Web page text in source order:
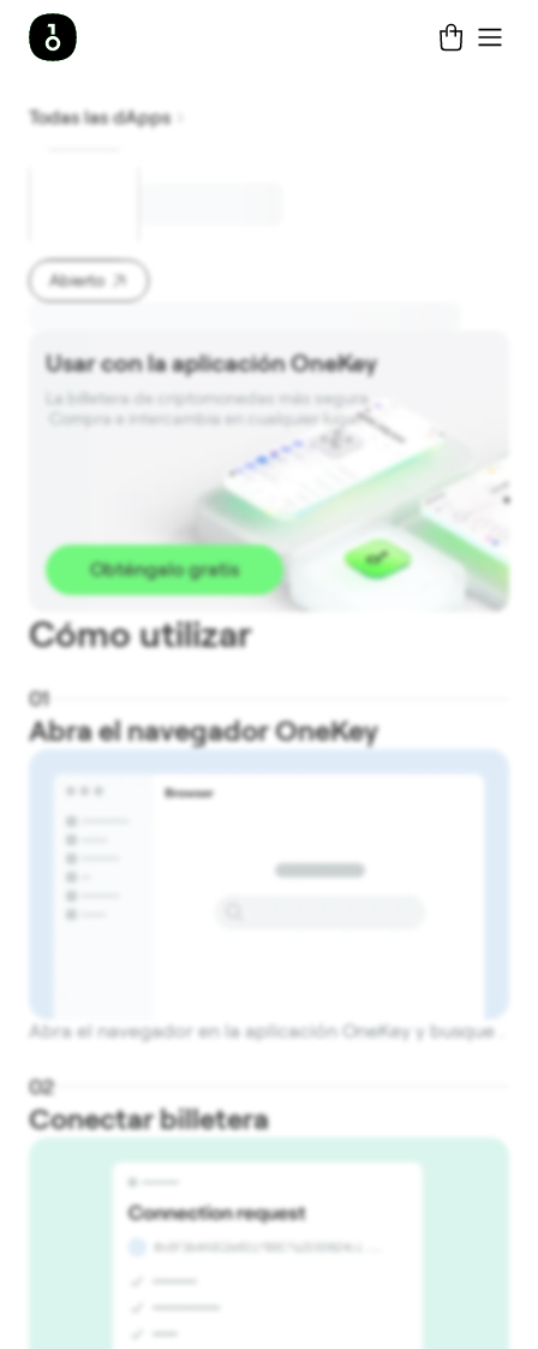
Todas las dApps
Abierto
Usar con la aplicación OneKey
La billetera de criptomonedas más segura.
Compra e intercambia en cualquier lugar.
Obténgalo gratis
Cómo utilizar
01
Abra el navegador OneKey
Abra el navegador en la aplicación OneKey y busque .
02
Conectar billetera